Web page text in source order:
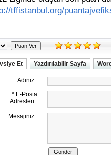
tffistanbul.org/
Et Yazdırılabilir Sayfa